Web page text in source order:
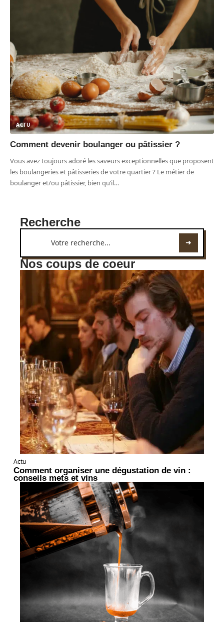
ACTU
Comment devenir boulanger ou pâtissier ?
Vous avez toujours adoré les saveurs exceptionnelles que proposent
les boulangeries et pâtisseries de votre quartier ? Le métier de
boulanger et/ou pâtissier, bien qu’il…
Recherche
Nos coups de coeur
Actu
Comment organiser une dégustation de vin :
conseils mets et vins